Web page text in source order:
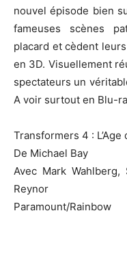
nouvel épisode bien
fameuses scènes
placard et cèdent
en 3D. Visuellement
spectateurs un
A voir surtout en Blu-
Transformers 4 : L’Age
De Michael Bay
Avec Mark
Reynor
Paramount/Rainbow